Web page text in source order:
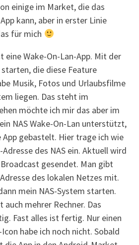
einige im Market, die das
kann, aber in erster Linie
für mich
eine Wake-On-Lan-App. Mit der
starten, die diese Feature
Musik, Fotos und Urlaubsfilme
liegen. Das steht im
möchte ich mir das aber im
NAS Wake-On-Lan unterstützt,
App gebastelt. Hier trage ich wie
des NAS ein. Aktuell wird
gesendet. Man gibt
des lokalen Netzes mit.
mein NAS-System starten.
auch mehrer Rechner. Das
Fast alles ist fertig. Nur einen
habe ich noch nicht. Sobald